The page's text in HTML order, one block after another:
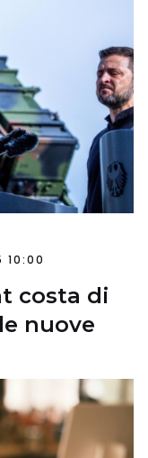
costa di
nuove